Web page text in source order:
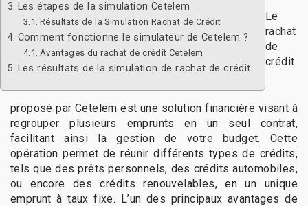
Les étapes de la simulation Cetelem
Résultats de la Simulation Rachat de Crédit
Comment fonctionne le simulateur de Cetelem ?
Avantages du rachat de crédit Cetelem
Les résultats de la simulation de rachat de crédit
Le
rachat
de
crédit
proposé par Cetelem est une solution financière visant à
regrouper plusieurs emprunts en un seul contrat,
facilitant ainsi la gestion de votre budget. Cette
opération permet de réunir différents types de crédits,
tels que des prêts personnels, des crédits automobiles,
ou encore des crédits renouvelables, en un unique
emprunt à taux fixe. L’un des principaux avantages de